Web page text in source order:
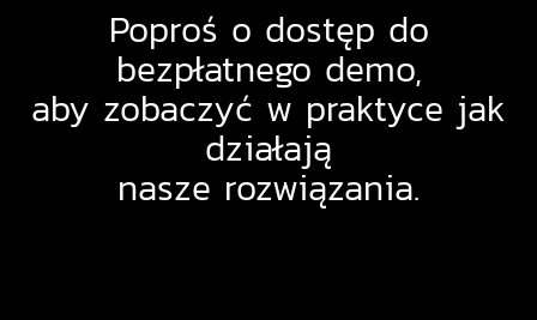
Poproś o dostęp do
bezpłatnego demo,
aby zobaczyć w praktyce jak
działają
nasze rozwiązania.